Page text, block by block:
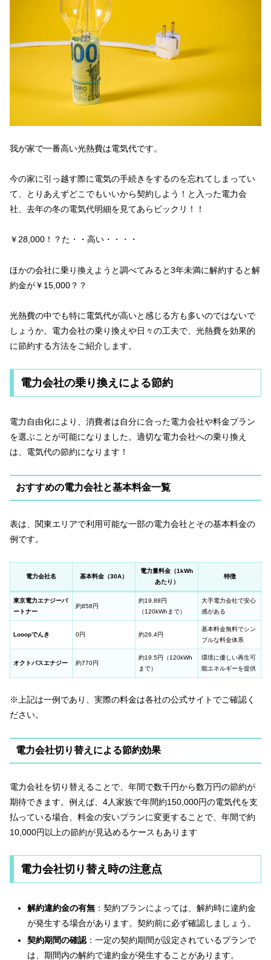
我が家で一番高い光熱費は電気代です。
今の家に引っ越す際に電気の手続きをするのを忘れてしまってい
て、とりあえずどこでもいいから契約しよう！と入った電力会
社、去年の冬の電気代明細を見てあらビックリ！！
￥28,000！？た・・高い・・・・
ほかの会社に乗り換えようと調べてみると3年未満に解約すると解
約金が￥15,000？？
光熱費の中でも特に電気代が高いと感じる方も多いのではないで
しょうか。電力会社の乗り換えや日々の工夫で、光熱費を効果的
に節約する方法をご紹介します。
電力会社の乗り換えによる節約
電力自由化により、消費者は自分に合った電力会社や料金プラン
を選ぶことが可能になりました。適切な電力会社への乗り換え
は、電気代の節約になります！
おすすめの電力会社と基本料金一覧
表は、関東エリアで利用可能な一部の電力会社とその基本料金の
例です。
電力会社名 基本料金（30A）
電力量料金（1kWh
あたり）
特徴
東京電力エナジーパ
ートナー
約858円
約19.88円
（120kWhまで）
大手電力会社で安心
感がある
Looopでんき 0円 約26.4円
基本料金無料でシン
プルな料金体系
オクトパスエナジー 約770円
約19.5円（120kWh
まで）
環境に優しい再生可
能エネルギーを提供
※上記は一例であり、実際の料金は各社の公式サイトでご確認く
ださい。
電力会社切り替えによる節約効果
電力会社を切り替えることで、年間で数千円から数万円の節約が
期待できます。例えば、4人家族で年間約150,000円の電気代を支
払っている場合、料金の安いプランに変更することで、年間で約
10,000円以上の節約が見込めるケースもあります
電力会社切り替え時の注意点
解約違約金の有無：​契約プランによっては、解約時に違約金
が発生する場合があります。契約前に必ず確認しましょう。
契約期間の確認：​一定の契約期間が設定されているプランで
は、期間内の解約で違約金が発生することがあります。